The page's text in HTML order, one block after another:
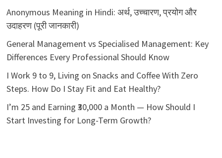
Anonymous Meaning in Hindi: अर्थ, उच्चारण, प्रयोग और
उदाहरण (पूरी जानकारी)
General Management vs Specialised Management: Key
Differences Every Professional Should Know
I Work 9 to 9, Living on Snacks and Coffee With Zero
Steps. How Do I Stay Fit and Eat Healthy?
I’m 25 and Earning ₹30,000 a Month — How Should I
Start Investing for Long-Term Growth?